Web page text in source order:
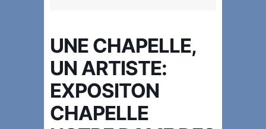
UNE CHAPELLE,
UN ARTISTE:
EXPOSITON
CHAPELLE